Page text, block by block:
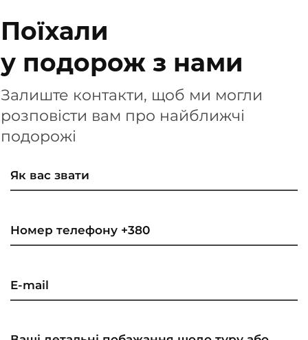
Поїхали
у подорож з нами
Залиште контакти, щоб ми могли
розповісти вам про найближчі
подорожі